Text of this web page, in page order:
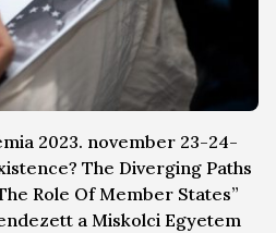
2023. november 23-24-
The Diverging Paths
Role Of Member States”
a Miskolci Egyetem